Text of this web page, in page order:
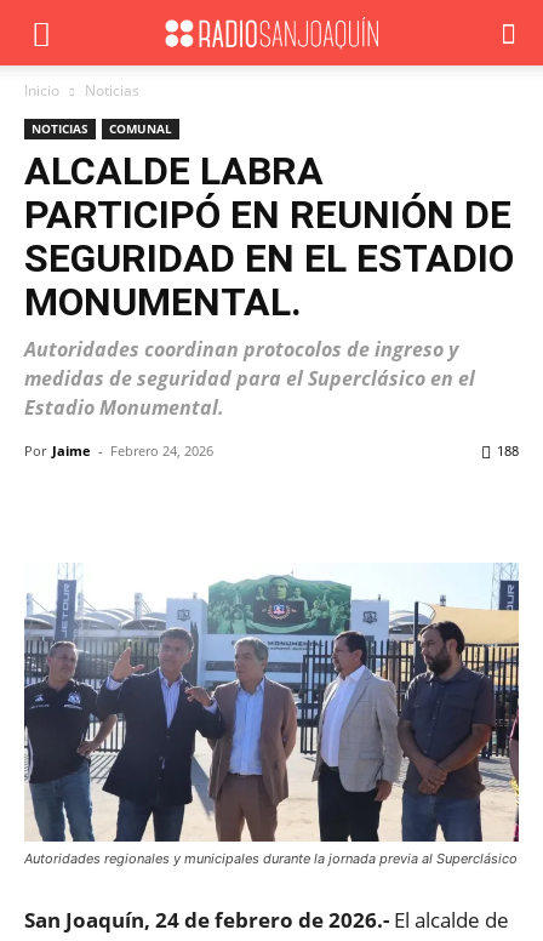
Inicio Noticias
NOTICIAS COMUNAL
ALCALDE LABRA
PARTICIPÓ EN REUNIÓN DE
SEGURIDAD EN EL ESTADIO
MONUMENTAL.
Autoridades coordinan protocolos de ingreso y
medidas de seguridad para el Superclásico en el
Estadio Monumental.
Por Jaime - Febrero 24, 2026 188
Autoridades regionales y municipales durante la jornada previa al Superclásico
San Joaquín, 24 de febrero de 2026.- El alcalde de